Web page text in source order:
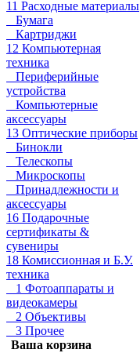
11 Расходные материалы
Бумага
Картриджи
12 Компьютерная
техника
Периферийные
устройства
Компьютерные
аксессуары
13 Оптические приборы
Бинокли
Телескопы
Микроскопы
Принадлежности и
аксессуары
16 Подарочные
сертификаты &
сувениры
18 Комиссионная и Б.У.
техника
1 Фотоаппараты и
видеокамеры
2 Объективы
3 Прочее
Ваша корзина